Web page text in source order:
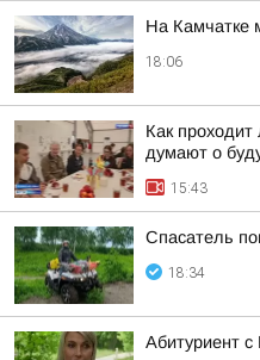
На Камчатке
18:06
Как
думают о
15:43
Спасатель
18:34
Абитуриент с